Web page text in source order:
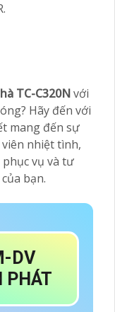
TC-C320Nvới
Hãy đến với
mang đến sự
nhiệt tình,
vụ và tư
bạn.
DV
PHÁT